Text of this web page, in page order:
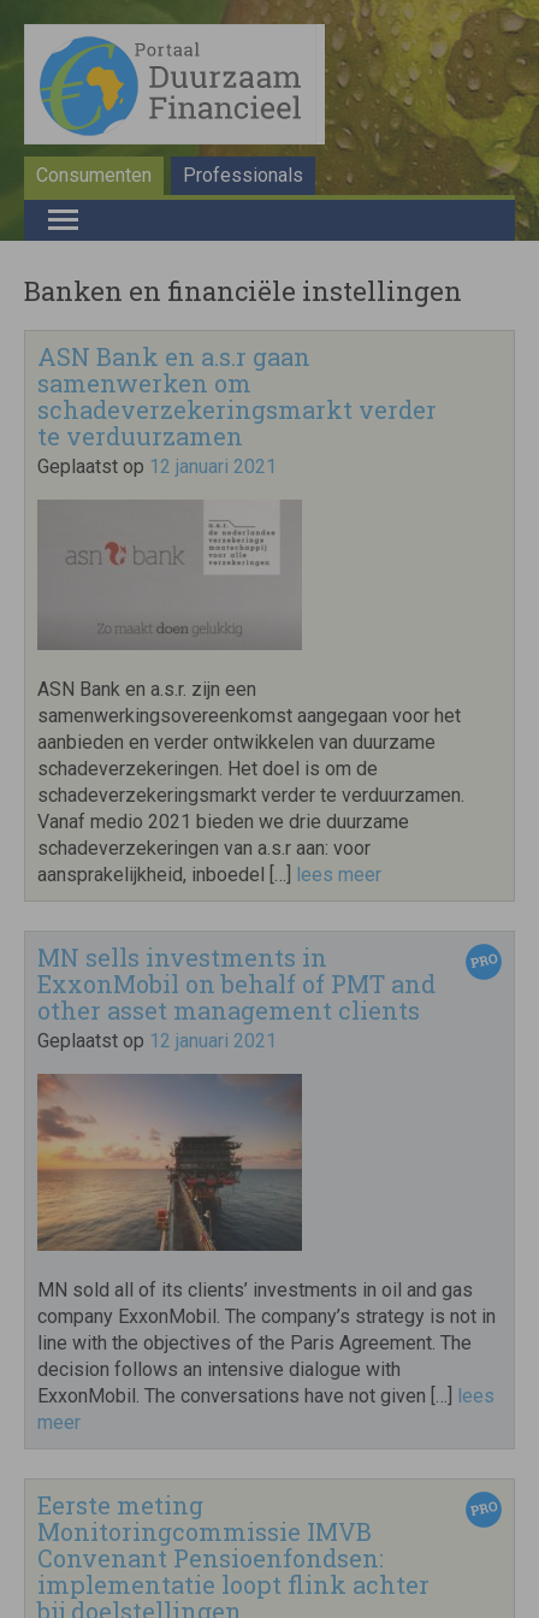
Consumenten Professionals
Banken en financiële instellingen
ASN Bank en a.s.r gaan
samenwerken om
schadeverzekeringsmarkt verder
te verduurzamen
Geplaatst op 12 januari 2021
ASN Bank en a.s.r. zijn een
samenwerkingsovereenkomst aangegaan voor het
aanbieden en verder ontwikkelen van duurzame
schadeverzekeringen. Het doel is om de
schadeverzekeringsmarkt verder te verduurzamen.
Vanaf medio 2021 bieden we drie duurzame
schadeverzekeringen van a.s.r aan: voor
aansprakelijkheid, inboedel […] lees meer
MN sells investments in
ExxonMobil on behalf of PMT and
other asset management clients
Geplaatst op 12 januari 2021
MN sold all of its clients’ investments in oil and gas
company ExxonMobil. The company’s strategy is not in
line with the objectives of the Paris Agreement. The
decision follows an intensive dialogue with
ExxonMobil. The conversations have not given […] lees
meer
Eerste meting
Monitoringcommissie IMVB
Convenant Pensioenfondsen:
implementatie loopt flink achter
bij doelstellingen